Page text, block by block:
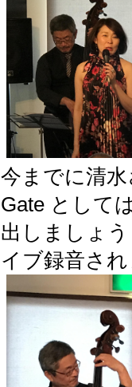
今までに清
Gate として
出しましょ
イブ録音さ